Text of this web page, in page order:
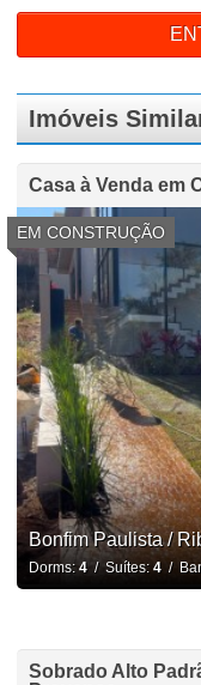
Imóveis
Casa à Venda em
EM CONSTRUÇÃO
Bonfim Paulista /
Dorms: 4/ Suítes: 4/
Sobrado Alto